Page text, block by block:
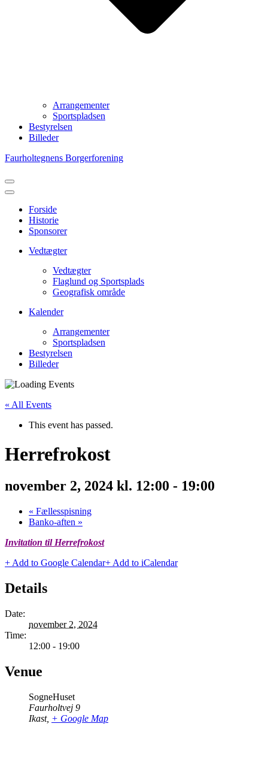
Arrangementer
Sportspladsen
Bestyrelsen
Billeder
Faurholtegnens Borgerforening
Navigation
menu
Navigation
Forside
Historie
Sponsorer
Vedtægter
Vedtægter
Flaglund og Sportsplads
Geografisk område
Kalender
Arrangementer
Sportspladsen
Bestyrelsen
Billeder
« All Events
This event has passed.
Herrefrokost
november 2, 2024 kl. 12:00 - 19:00
« Fællesspisning
Banko-aften »
Invitation til Herrefrokost
+ Add to Google Calendar+ Add to iCalendar
Details
Date:
november 2, 2024
Time:
12:00 - 19:00
Venue
SogneHuset
Faurholtvej 9
Ikast, + Google Map